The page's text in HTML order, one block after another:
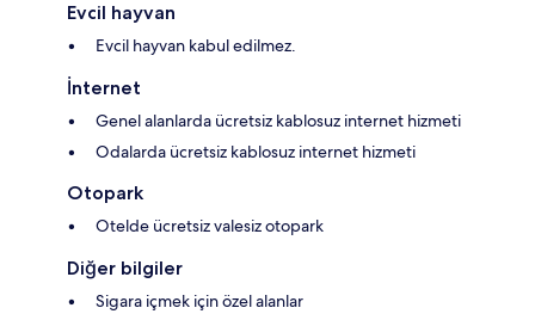
Evcil hayvan
Evcil hayvan kabul edilmez.
İnternet
Genel alanlarda ücretsiz kablosuz internet hizmeti
Odalarda ücretsiz kablosuz internet hizmeti
Otopark
Otelde ücretsiz valesiz otopark
Diğer bilgiler
Sigara içmek için özel alanlar